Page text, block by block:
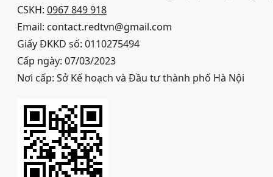
CSKH: 0967 849 918
Email: contact.redtvn@gmail.com
Giấy ĐKKD số: 0110275494
Cấp ngày: 07/03/2023
Nơi cấp: Sở Kế hoạch và Đầu tư thành phố Hà Nội